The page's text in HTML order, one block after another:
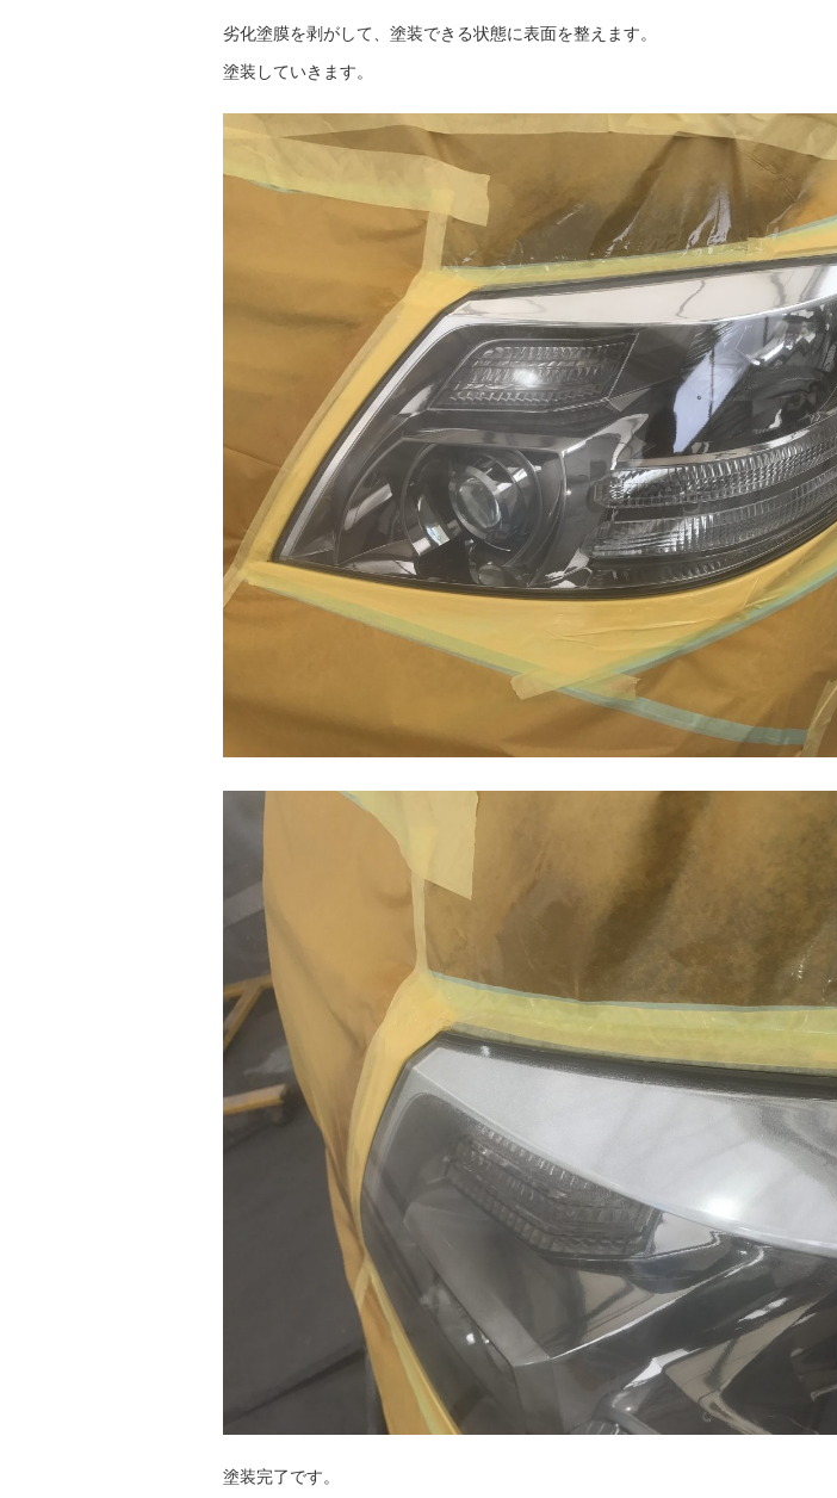
劣化塗膜を剥がして、塗装できる状態に表面を整えます。
塗装していきます。
塗装完了です。